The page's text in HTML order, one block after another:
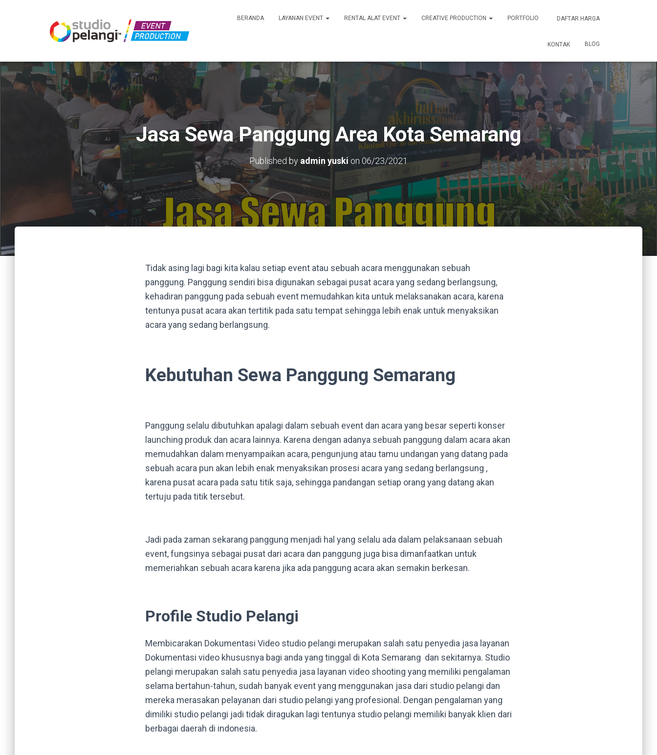
BERANDA LAYANAN EVENT RENTAL ALAT EVENT CREATIVE PRODUCTION PORTFOLIO DAFTAR HARGA
KONTAK BLOG
Jasa Sewa Panggung Area Kota Semarang
Published by admin yuski on 06/23/2021
Tidak asing lagi bagi kita kalau setiap event atau sebuah acara menggunakan sebuah
panggung. Panggung sendiri bisa digunakan sebagai pusat acara yang sedang berlangsung,
kehadiran panggung pada sebuah event memudahkan kita untuk melaksanakan acara, karena
tentunya pusat acara akan tertitik pada satu tempat sehingga lebih enak untuk menyaksikan
acara yang sedang berlangsung.
Kebutuhan Sewa Panggung Semarang
Panggung selalu dibutuhkan apalagi dalam sebuah event dan acara yang besar seperti konser
launching produk dan acara lainnya. Karena dengan adanya sebuah panggung dalam acara akan
memudahkan dalam menyampaikan acara, pengunjung atau tamu undangan yang datang pada
sebuah acara pun akan lebih enak menyaksikan prosesi acara yang sedang berlangsung ,
karena pusat acara pada satu titik saja, sehingga pandangan setiap orang yang datang akan
tertuju pada titik tersebut.
Jadi pada zaman sekarang panggung menjadi hal yang selalu ada dalam pelaksanaan sebuah
event, fungsinya sebagai pusat dari acara dan panggung juga bisa dimanfaatkan untuk
memeriahkan sebuah acara karena jika ada panggung acara akan semakin berkesan.
Profile Studio Pelangi
Membicarakan Dokumentasi Video studio pelangi merupakan salah satu penyedia jasa layanan
Dokumentasi video khususnya bagi anda yang tinggal di Kota Semarang dan sekitarnya. Studio
pelangi merupakan salah satu penyedia jasa layanan video shooting yang memiliki pengalaman
selama bertahun-tahun, sudah banyak event yang menggunakan jasa dari studio pelangi dan
mereka merasakan pelayanan dari studio pelangi yang profesional. Dengan pengalaman yang
dimiliki studio pelangi jadi tidak diragukan lagi tentunya studio pelangi memiliki banyak klien dari
berbagai daerah di indonesia.